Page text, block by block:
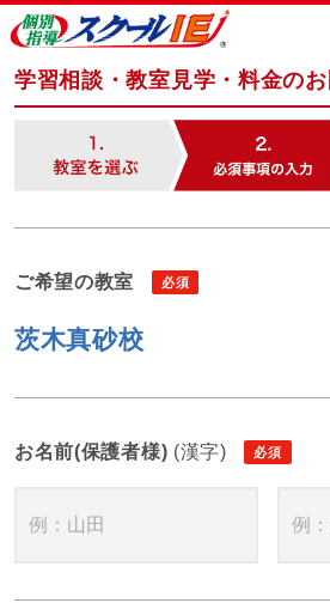
学習相談・教室見学・料金の
ご希望の教室
茨木真砂校
お名前(保護者様) (漢字)